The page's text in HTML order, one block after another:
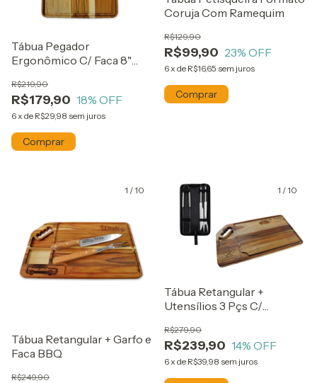
Tábua Pegador
Ergonômico C/ Faca 8"
R$179,90
R$219,90
18% OFF
6x de R$29,98 sem juros
Coruja Com Ramequim
R$99,90
R$129,90
23% OFF
6x de R$16,65 sem juros
1 /10
Tábua Retangular + Garfo e
Faca BBQ
R$249,90
1 /10
Tábua Retangular +
Utensílios 3 Pçs C/
R$239,90
R$279,90
14% OFF
6x de R$39,98 sem juros